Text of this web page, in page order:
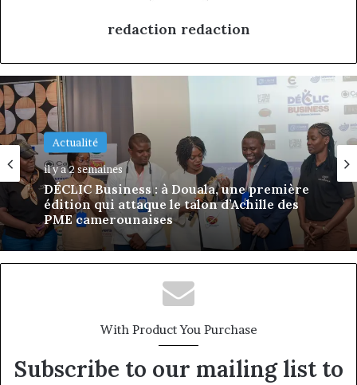
redaction redaction
Actualité
il y a 2 semaines
DÉCLIC Business : à Douala, une première
PME camerounaises
Actualité
il y a 3 semaines
Afriland à Bangui : derrière une
succursale, l’émergence d’une banque-
corridor
With Product You Purchase
Subscribe to our mailing list to